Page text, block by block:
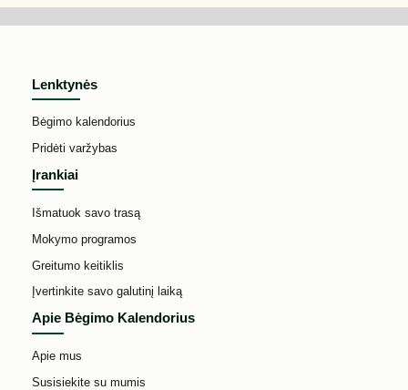
Lenktynės
Bėgimo kalendorius
Pridėti varžybas
Įrankiai
Išmatuok savo trasą
Mokymo programos
Greitumo keitiklis
Įvertinkite savo galutinį laiką
Apie Bėgimo Kalendorius
Apie mus
Susisiekite su mumis